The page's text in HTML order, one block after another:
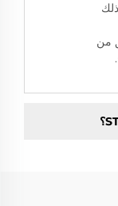
من